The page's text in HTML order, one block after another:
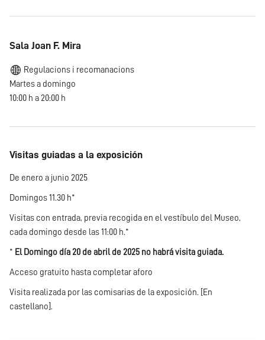
Sala Joan F. Mira
Regulacions i recomanacions
Martes a domingo
10:00 h a 20:00 h
Visitas guiadas a la exposición
De enero a junio 2025
Domingos 11.30 h*
Visitas con entrada, previa recogida en el vestíbulo del Museo,
cada domingo desde las 11:00 h.*
* El Domingo día 20 de abril de 2025 no habrá visita guiada.
Acceso gratuito hasta completar aforo
Visita realizada por las comisarias de la exposición. [En
castellano].